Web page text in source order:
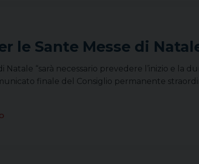
le Sante Messe di
Natale “sarà necessario prevedere l’inizio e
finale del Consiglio permanente